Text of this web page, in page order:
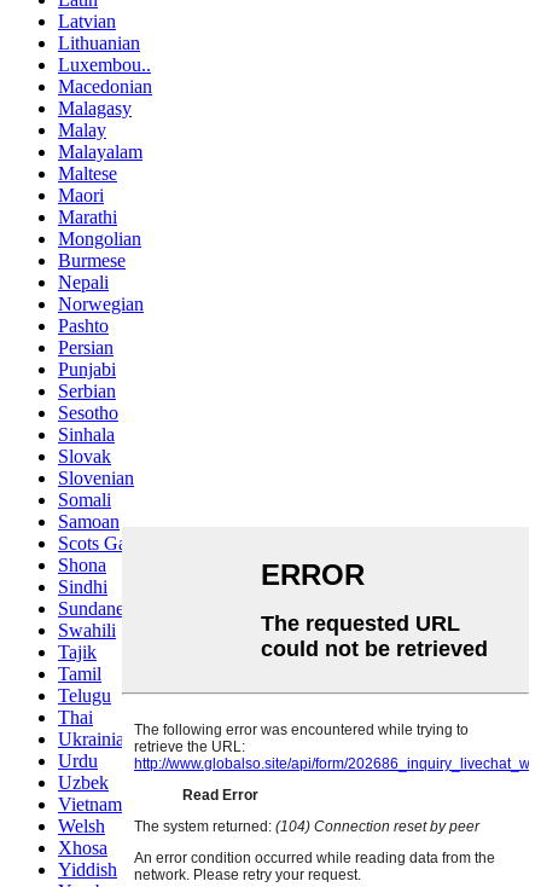
Latvian
Lithuanian
Luxembou..
Macedonian
Malagasy
Malay
Malayalam
Maltese
Maori
Marathi
Mongolian
Burmese
Nepali
Norwegian
Pashto
Persian
Punjabi
Serbian
Sesotho
Sinhala
Slovak
Slovenian
Somali
Samoan
Scots Gaelic
Shona
Sindhi
Sundanese
Swahili
Tajik
Tamil
Telugu
Thai
Ukrainian
Urdu
Uzbek
Vietnamese
Welsh
Xhosa
Yiddish